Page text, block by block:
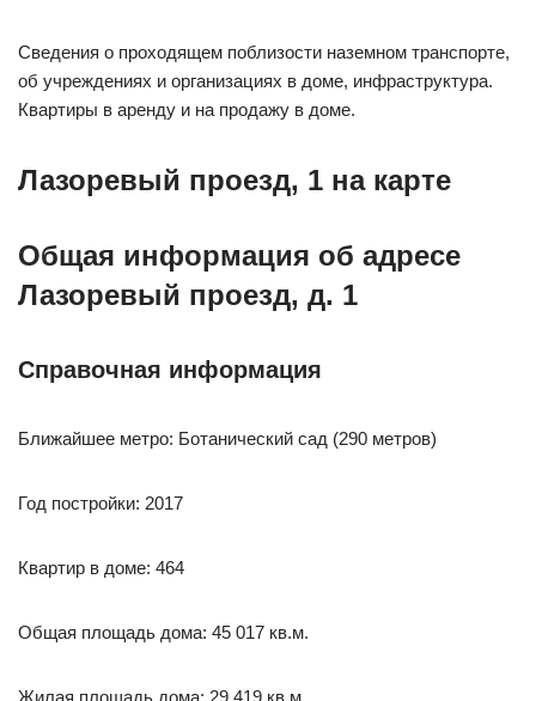
Сведения о проходящем поблизости наземном транспорте,
об учреждениях и организациях в доме, инфраструктура.
Квартиры в аренду и на продажу в доме.
Лазоревый проезд, 1 на карте
Общая информация об адресе
Лазоревый проезд, д. 1
Справочная информация
Ближайшее метро: Ботанический сад (290 метров)
Год постройки: 2017
Квартир в доме: 464
Общая площадь дома: 45 017 кв.м.
Жилая площадь дома: 29 419 кв.м.